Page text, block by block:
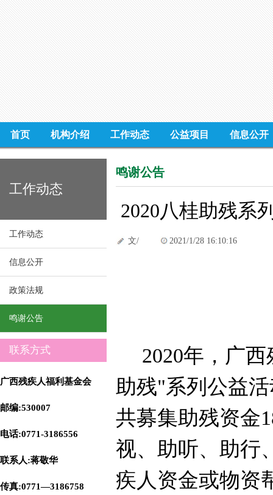
首页 机构介绍 工作动态 公益项目 信息公开
工作动态
工作动态
信息公开
政策法规
鸣谢公告
联系方式
广西残疾人福利基金会
邮编:530007
电话:0771-3186556
联系人:蒋敬华
传真:0771—3186758
鸣谢公告
2020八桂助残系
文/ 2021/1/28 16:10:16
2020年，广西
助残"系列公益
共募集助残资金
视、助听、助行
疾人资金或物资